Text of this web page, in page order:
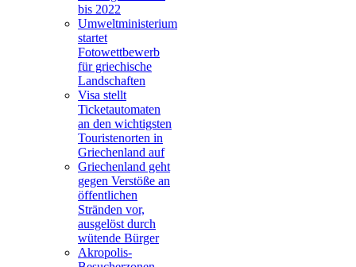
bis 2022
Umweltministerium
startet
Fotowettbewerb
für griechische
Landschaften
Visa stellt
Ticketautomaten
an den wichtigsten
Touristenorten in
Griechenland auf
Griechenland geht
gegen Verstöße an
öffentlichen
Stränden vor,
ausgelöst durch
wütende Bürger
Akropolis-